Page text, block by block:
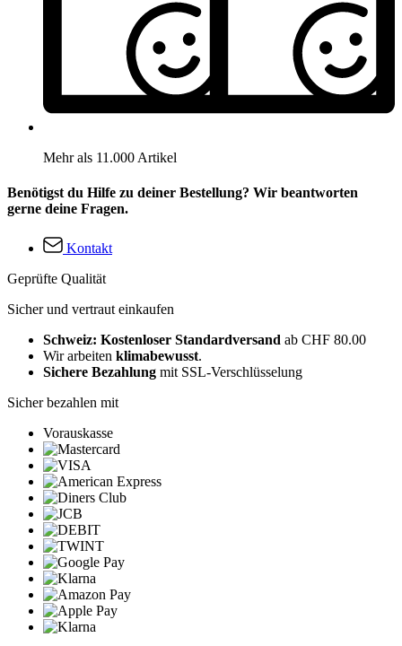
Mehr als 11.000 Artikel
Benötigst du Hilfe zu deiner Bestellung? Wir beantworten
gerne deine Fragen.
Kontakt
Geprüfte Qualität
Sicher und vertraut einkaufen
Schweiz: Kostenloser Standardversand ab CHF 80.00
Wir arbeiten klimabewusst.
Sichere Bezahlung mit SSL-Verschlüsselung
Sicher bezahlen mit
Vorauskasse